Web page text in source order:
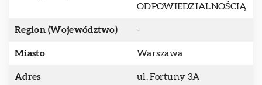
ODPOWIEDZIALNOŚCIĄ
Region (Województwo) -
Miasto Warszawa
Adres ul. Fortuny 3A